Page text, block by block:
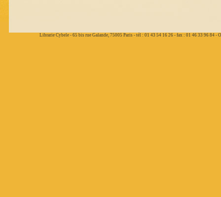
Librarie Cybele - 65 bis rue Galande, 75005 Paris - tél : 01 43 54 16 26 - fax : 01 46 33 96 84